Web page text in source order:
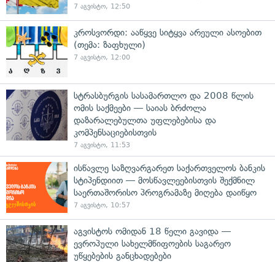
7 აგვისტო, 12:50
კროსვორდი: ააწყვე სიტყვა არეული ასოებით
(თემა: ზაფხული)
7 აგვისტო, 12:00
სტრასბურგის სასამართლო და 2008 წლის
ომის საქმეები — საიას ბრძოლა
დაზარალებულთა უფლებებისა და
კომპენსაციებისთვის
7 აგვისტო, 11:53
ისწავლე საზღვარგარეთ საქართველოს ბანკის
სტიპენდიით — მოსწავლეებისთვის შექმნილ
საერთაშორისო პროგრამაზე მიღება დაიწყო
7 აგვისტო, 10:57
აგვისტოს ომიდან 18 წელი გავიდა —
ევროპული სახელმწიფოების საგარეო
უწყებების განცხადებები